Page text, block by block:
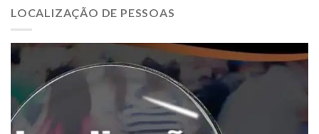
LOCALIZAÇÃO DE PESSOAS